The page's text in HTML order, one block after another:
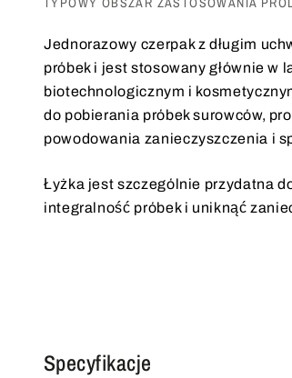
Jednorazowy czerpak z długim
próbek i jest stosowany głównie w
biotechnologicznym i
do pobierania próbek surowców,
powodowania zanieczyszczenia i
Łyżka jest szczególnie przydatna
integralność próbek i uniknąć
Specyfikacje